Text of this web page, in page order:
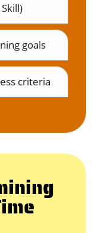
goals
criteria